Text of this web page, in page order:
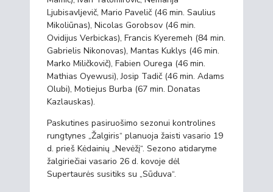
Ljubisavljevič, Mario Pavelič (46 min. Saulius
Mikoliūnas), Nicolas Gorobsov (46 min.
Ovidijus Verbickas), Francis Kyeremeh (84 min.
Gabrielis Nikonovas), Mantas Kuklys (46 min.
Marko Miličkovič), Fabien Ourega (46 min.
Mathias Oyewusi), Josip Tadič (46 min. Adams
Olubi), Motiejus Burba (67 min. Donatas
Kazlauskas).
Paskutines pasiruošimo sezonui kontrolines
rungtynes „Žalgiris“ planuoja žaisti vasario 19
d. prieš Kėdainių „Nevėžį“. Sezono atidaryme
žalgiriečiai vasario 26 d. kovoje dėl
Supertaurės susitiks su „Sūduva“.